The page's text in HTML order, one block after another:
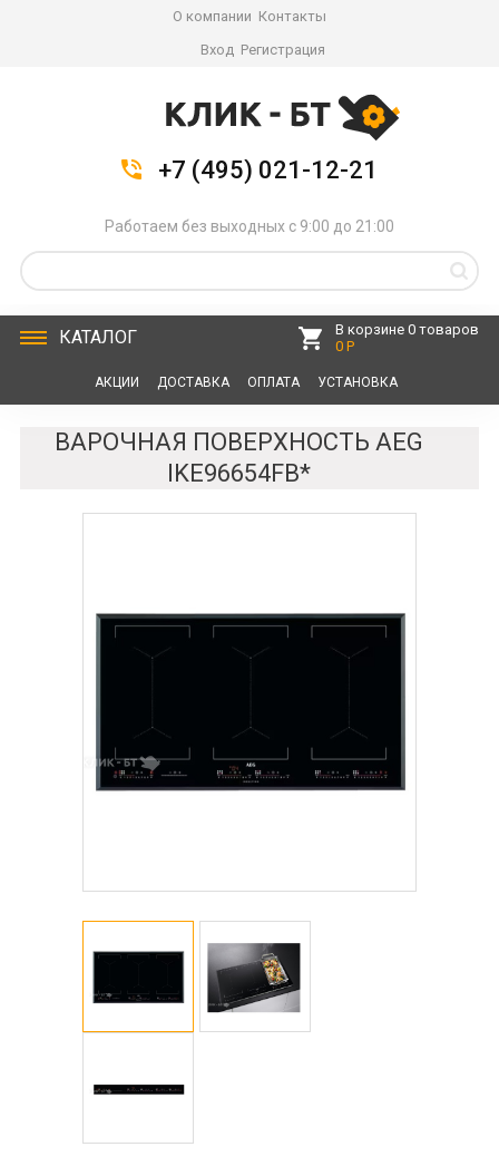
О компании Контакты
Вход Регистрация
+7 (495) 021-12-21
Работаем без выходных с 9:00 до 21:00
КАТАЛОГ
В корзине 0 товаров
0 Р
АКЦИИ ДОСТАВКА ОПЛАТА УСТАНОВКА
ВАРОЧНАЯ ПОВЕРХНОСТЬ AEG
IKE96654FB*